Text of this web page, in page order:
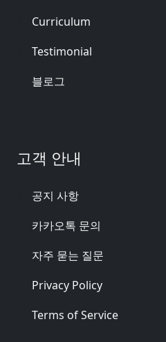
Curriculum
Testimonial
블로그
고객 안내
공지 사항
카카오톡 문의
자주 묻는 질문
Privacy Policy
Terms of Service